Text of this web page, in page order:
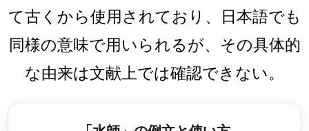
て古くから使用されており、日本語でも
同様の意味で用いられるが、その具体的
な由来は文献上では確認できない。